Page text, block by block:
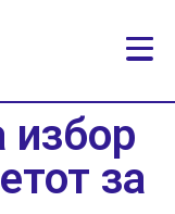
избор
за